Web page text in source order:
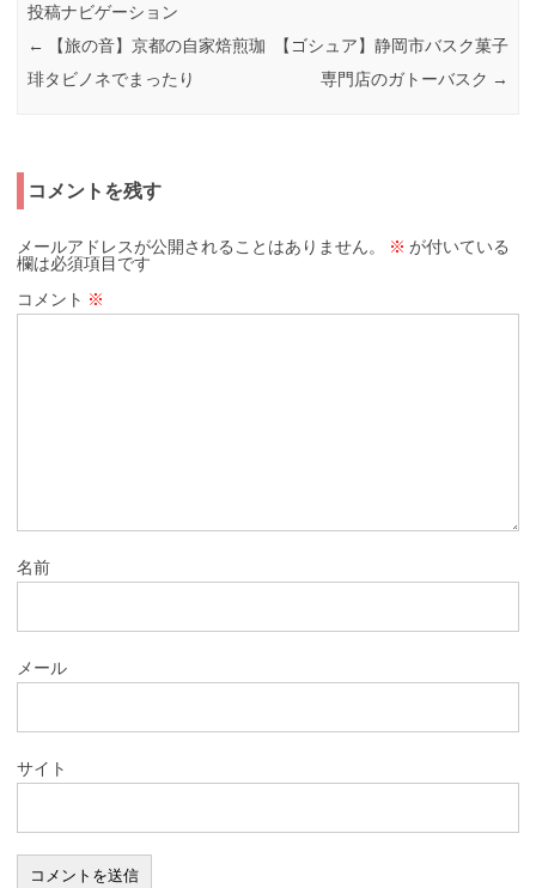
投稿ナビゲーション
←
【旅の音】京都の自家焙煎珈
琲タビノネでまったり
【ゴシュア】静岡市バスク菓子
専門店のガトーバスク →
コメントを残す
メールアドレスが公開されることはありません。 ※ が付いている
欄は必須項目です
コメント ※
名前
メール
サイト